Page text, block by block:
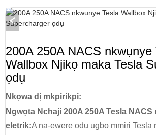
200A 250A NACS nkwụnye
Wallbox Njikọ maka Tesla
ọdụ
Nkọwa dị mkpirikpi:
Ngwọta Nchaji 200A 250A Tesla
eletrik:A na-ewere ọdụ ụgbọ mmiri Tesla